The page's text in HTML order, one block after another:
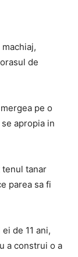
de
pe o
apropia in
tenul tanar
parea sa fi
de 11 ani,
a construi o a